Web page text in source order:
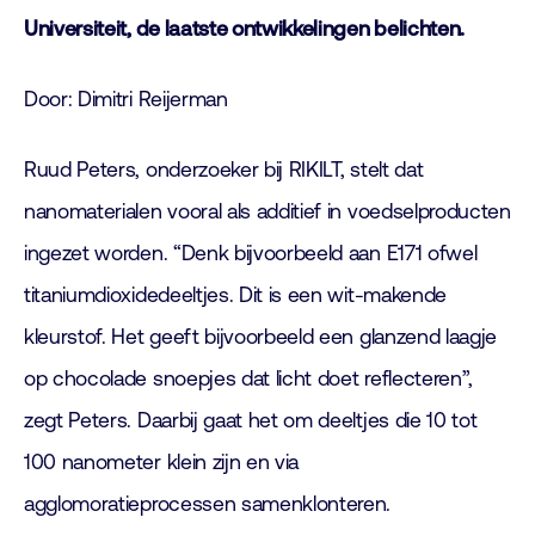
Universiteit, de laatste ontwikkelingen belichten.
Door: Dimitri Reijerman
Ruud Peters, onderzoeker bij RIKILT, stelt dat
nanomaterialen vooral als additief in voedselproducten
ingezet worden. “Denk bijvoorbeeld aan E171 ofwel
titaniumdioxidedeeltjes. Dit is een wit-makende
kleurstof. Het geeft bijvoorbeeld een glanzend laagje
op chocolade snoepjes dat licht doet reflecteren”,
zegt Peters. Daarbij gaat het om deeltjes die 10 tot
100 nanometer klein zijn en via
agglomoratieprocessen samenklonteren.